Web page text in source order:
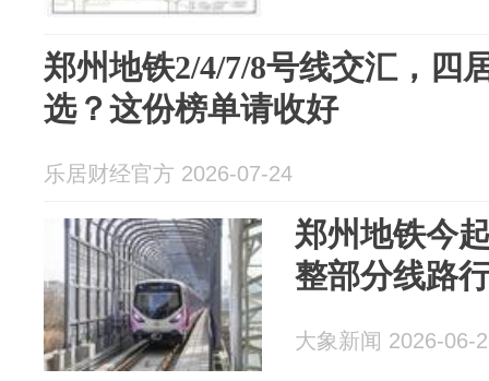
郑州地铁2/4/7/8号线交汇，四
选？这份榜单请收好
乐居财经官方 2026-07-24
郑州地铁今
整部分线路
大象新闻 2026-06-